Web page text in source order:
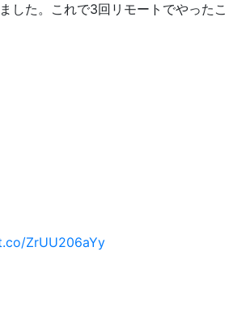
した。これで3回リモートでやったこ
ZrUU206aYy